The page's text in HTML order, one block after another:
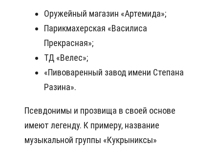
Оружейный магазин «Артемида»;
Парикмахерская «Василиса
Прекрасная»;
ТД «Велес»;
«Пивоваренный завод имени Степана
Разина».
Псевдонимы и прозвища в своей основе
имеют легенду. К примеру, название
музыкальной группы «Кукрыниксы»